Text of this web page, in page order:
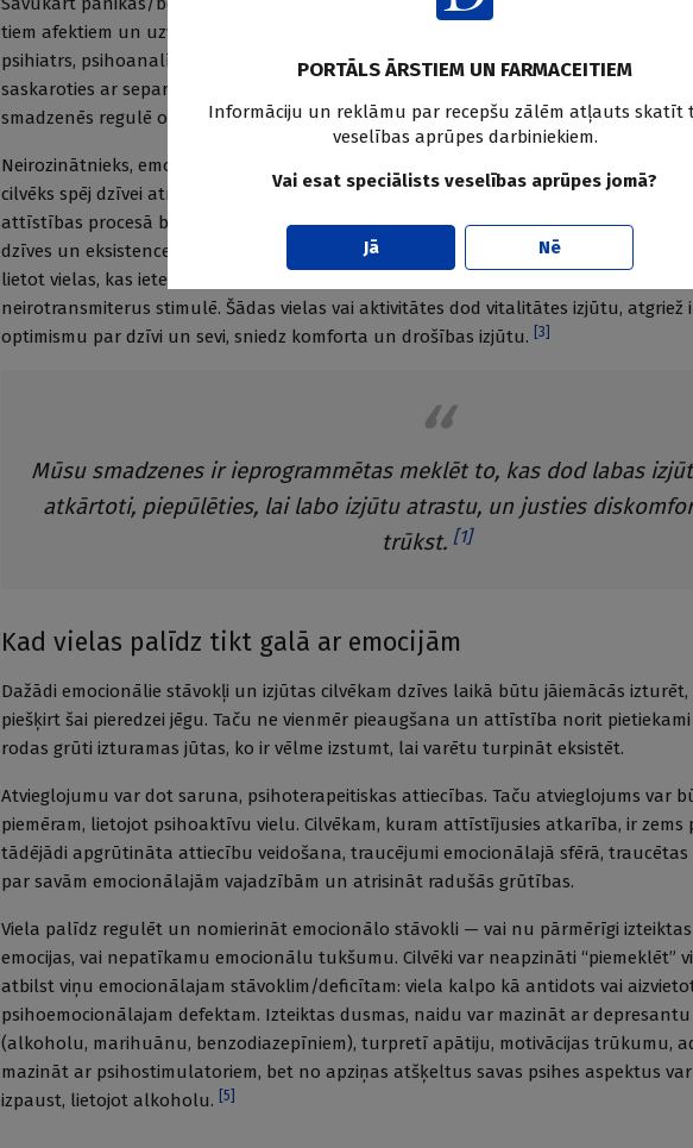
tiem afektiem un uzvedībai, ko provocē separācija. Pagājušajā gadsimtā to līdzīgi
psihiatrs, psihoanalītiķis
John Bowlby— trauksme, meklēšana, raudāšana kā
saskaroties ar separāciju, vēlāk izmisums, kad piesaistes objekts ir zaudēts.
smadzenēs regulē opioīdi.
Neirozinātnieks, emociju pētnieks
uzskata, ka tieši šīs emociju
cilvēks spēj dzīvei atrast jēgu, just interesi un justies droši “savā ādā”. Ja cilvēka
attīstības procesā bijuši traucējumi, piemēram, saistībā ar agrīnu stresu, tad
dzīves un eksistences jēgas izjūta un mijiedarbība ar citiem cilvēkiem var būt
lietot vielas, kas ietekmē dopamīnu un opioīdus smadzenēs, vai arī nodoties
neirotransmiterus stimulē. Šādas vielas vai aktivitātes dod vitalitātes izjūtu, atgriež
optimismu par dzīvi un sevi, sniedz komforta un drošības izjūtu.
3
Mūsu smadzenes ir ieprogrammētas meklēt to, kas dod labas
atkārtoti, piepūlēties, lai labo izjūtu atrastu, un justies
trūkst. [1]
Kad vielas palīdz tikt galā ar emocijām
Dažādi emocionālie stāvokļi un izjūtas cilvēkam dzīves laikā būtu jāiemācās
piešķirt šai pieredzei jēgu. Taču ne vienmēr pieaugšana un attīstība norit pietiekami
rodas grūti izturamas jūtas, ko ir vēlme izstumt, lai varētu turpināt eksistēt.
Atvieglojumu var dot saruna, psihoterapeitiskas attiecības. Taču atvieglojums var
piemēram, lietojot psihoaktīvu vielu. Cilvēkam, kuram attīstījusies atkarība, ir zems
tādējādi apgrūtināta attiecību veidošana, traucējumi emocionālajā sfērā, traucētas
par savām emocionālajām vajadzībām un atrisināt radušās grūtības.
Viela palīdz regulēt un nomierināt emocionālo stāvokli — vai nu pārmērīgi
emocijas, vai nepatīkamu emocionālu tukšumu. Cilvēki var neapzināti “piemeklēt”
atbilst viņu emocionālajam stāvoklim/deficītam: viela kalpo kā antidots vai
psihoemocionālajam defektam. Izteiktas dusmas, naidu var mazināt ar
(alkoholu, marihuānu, benzodiazepīniem), turpretī apātiju, motivācijas trūkumu,
mazināt ar psihostimulatoriem, bet no apziņas atšķeltus savas psihes aspektus
izpaust, lietojot alkoholu.
5
PORTĀLS ĀRSTIEM UN FARMACEITIEM
Informāciju un reklāmu par recepšu zālēm atļauts skatīt
veselības aprūpes darbiniekiem.
Vai esat speciālists veselības aprūpes jomā?
Jā Nē